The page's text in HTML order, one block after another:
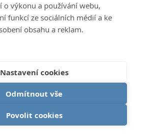
o výkonu a používání webu,
funkcí ze sociálních médií a ke
obsahu a reklam.
Nastavení cookies
Odmítnout vše
Povolit cookies